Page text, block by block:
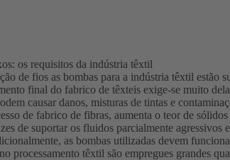
os requisitos da indústria têxtil
de fios as bombas para a indústria têxtil estão
final do fabrico de têxteis exige-se muito
causar danos, misturas de tintas e
de fabrico de fibras, aumenta o teor de
de suportar os fluidos parcialmente agressivos
as bombas utilizadas devem
processamento têxtil são empregues grandes